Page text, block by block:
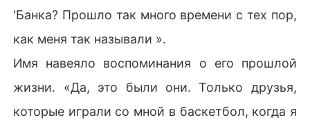
'Банка? Прошло так много времени с тех пор,
как меня так называли ».
Имя навеяло воспоминания о его прошлой
жизни. «Да, это были они. Только друзья,
которые играли со мной в баскетбол, когда я